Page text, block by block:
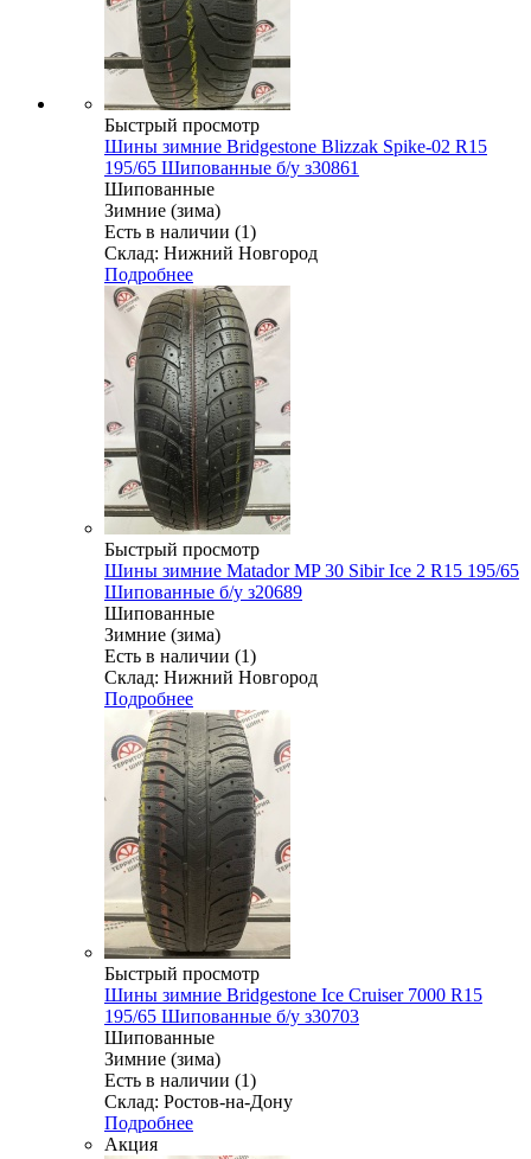
Быстрый просмотр
Шины зимние Bridgestone Blizzak Spike-02 R15
195/65 Шипованные б/у з30861
Шипованные
Зимние (зима)
Есть в наличии (1)
Склад: Нижний Новгород
Подробнее
Быстрый просмотр
Шины зимние Matador MP 30 Sibir Ice 2 R15 195/65
Шипованные б/у з20689
Шипованные
Зимние (зима)
Есть в наличии (1)
Склад: Нижний Новгород
Подробнее
Быстрый просмотр
Шины зимние Bridgestone Ice Cruiser 7000 R15
195/65 Шипованные б/у з30703
Шипованные
Зимние (зима)
Есть в наличии (1)
Склад: Ростов-на-Дону
Подробнее
Акция